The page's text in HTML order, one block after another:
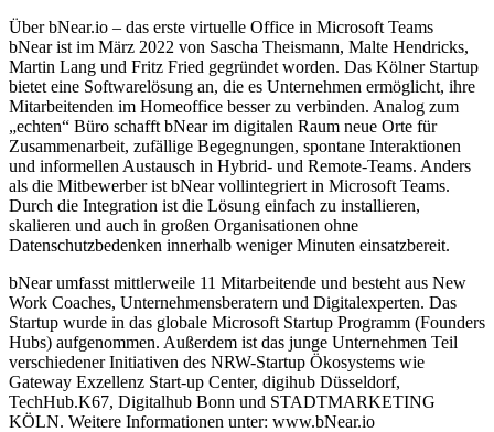
Über bNear.io – das erste virtuelle Office in Microsoft Teams
bNear ist im März 2022 von Sascha Theismann, Malte Hendricks,
Martin Lang und Fritz Fried gegründet worden. Das Kölner Startup
bietet eine Softwarelösung an, die es Unternehmen ermöglicht, ihre
Mitarbeitenden im Homeoffice besser zu verbinden. Analog zum
„echten“ Büro schafft bNear im digitalen Raum neue Orte für
Zusammenarbeit, zufällige Begegnungen, spontane Interaktionen
und informellen Austausch in Hybrid- und Remote-Teams. Anders
als die Mitbewerber ist bNear vollintegriert in Microsoft Teams.
Durch die Integration ist die Lösung einfach zu installieren,
skalieren und auch in großen Organisationen ohne
Datenschutzbedenken innerhalb weniger Minuten einsatzbereit.
bNear umfasst mittlerweile 11 Mitarbeitende und besteht aus New
Work Coaches, Unternehmensberatern und Digitalexperten. Das
Startup wurde in das globale Microsoft Startup Programm (Founders
Hubs) aufgenommen. Außerdem ist das junge Unternehmen Teil
verschiedener Initiativen des NRW-Startup Ökosystems wie
Gateway Exzellenz Start-up Center, digihub Düsseldorf,
TechHub.K67, Digitalhub Bonn und STADTMARKETING
KÖLN. Weitere Informationen unter: www.bNear.io